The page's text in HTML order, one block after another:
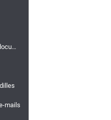
Traitement des documents
mails